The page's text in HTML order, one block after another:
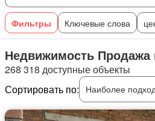
Фильтры Ключевые слова
Недвижимость
268 318 доступные объекты
Сортировать по:
Наиболее